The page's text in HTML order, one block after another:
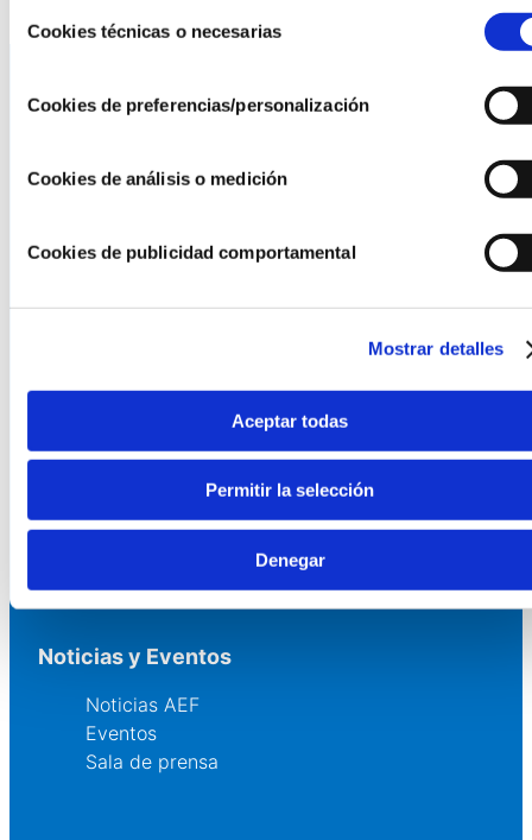
deCookies técnicas o necesarias
Cookies de preferencias/personalización
Cookies de análisis o medición
Cookies de publicidad comportamental
Mostrar detalles
Aceptar todas
Permitir la selección
Denegar
Quienes somos
Canal ético
Servicios
Formación y eventos
Convocatoria de Fundaciones
Grupos AEF
Fundaciones Comunitarias
Fundaciones por el Clima
Noticias y Eventos
Noticias AEF
Eventos
Sala de prensa